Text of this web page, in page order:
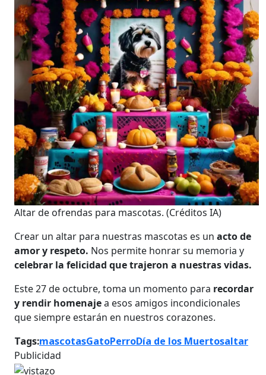
Altar de ofrendas para mascotas. (Créditos IA)
Crear un altar para nuestras mascotas es un acto de
amor y respeto. Nos permite honrar su memoria y
celebrar la felicidad que trajeron a nuestras vidas.
Este 27 de octubre, toma un momento para recordar
y rendir homenajea esos amigos incondicionales
que siempre estarán en nuestros corazones.
Tags:mascotasGatoPerroDía de los Muertosaltar
Publicidad